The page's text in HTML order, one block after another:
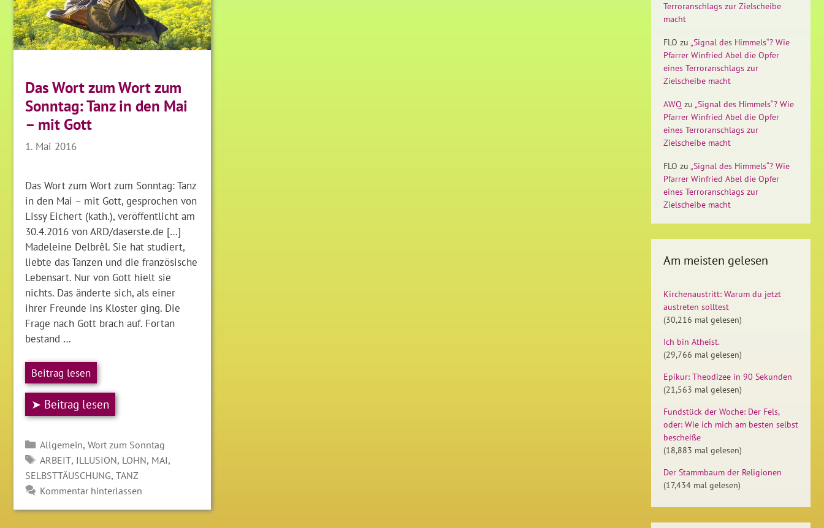
Das Wort zum Wort zum
Sonntag: Tanz in den Mai
– mit Gott
1. Mai 2016
Das Wort zum Wort zum Sonntag: Tanz
in den Mai – mit Gott, gesprochen von
Lissy Eichert (kath.), veröffentlicht am
30.4.2016 von ARD/daserste.de […]
Madeleine Delbrêl. Sie hat studiert,
liebte das Tanzen und die französische
Lebensart. Nur von Gott hielt sie
nichts. Das änderte sich, als einer
ihrer Freunde ins Kloster ging. Die
Frage nach Gott brach auf. Fortan
bestand …
Beitrag lesen
➤ Beitrag lesen
Kategorien
Allgemein, Wort zum Sonntag
SCHLAGWÖRTER
ARBEIT, ILLUSION, LOHN, MAI,
SELBSTTÄUSCHUNG,TANZ
Kommentar hinterlassen
Terroranschlags zur Zielscheibe
macht
FLO zu „Signal des Himmels“? Wie
Pfarrer Winfried Abel die Opfer
eines Terroranschlags zur
Zielscheibe macht
AWQ zu „Signal des Himmels“? Wie
Pfarrer Winfried Abel die Opfer
eines Terroranschlags zur
Zielscheibe macht
FLO zu „Signal des Himmels“? Wie
Pfarrer Winfried Abel die Opfer
eines Terroranschlags zur
Zielscheibe macht
Am meisten gelesen
Kirchenaustritt: Warum du jetzt
austreten solltest
(30,216 mal gelesen)
Ich bin Atheist.
(29,766 mal gelesen)
Epikur: Theodizee in 90 Sekunden
(21,563 mal gelesen)
Fundstück der Woche: Der Fels,
oder: Wie ich mich am besten selbst
bescheiße
(18,883 mal gelesen)
Der Stammbaum der Religionen
(17,434 mal gelesen)